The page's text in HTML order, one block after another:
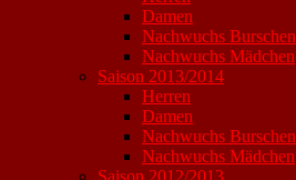
Damen
Nachwuchs Burschen
Nachwuchs Mädchen
Saison 2013/2014
Herren
Damen
Nachwuchs Burschen
Nachwuchs Mädchen
Saison 2012/2013